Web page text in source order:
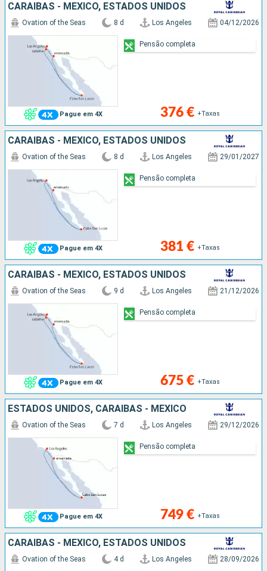
CARAIBAS - MEXICO, ESTADOS UNIDOS
Pague em 4X
Ovation of the Seas 8 d Los Angeles 04/12/2026
376 € +Taxas
Pensão completa
CARAIBAS - MEXICO, ESTADOS UNIDOS
Pague em 4X
Ovation of the Seas 8 d Los Angeles 29/01/2027
381 € +Taxas
Pensão completa
CARAIBAS - MEXICO, ESTADOS UNIDOS
Pague em 4X
Ovation of the Seas 9 d Los Angeles 21/12/2026
675 € +Taxas
Pensão completa
ESTADOS UNIDOS, CARAIBAS - MEXICO
Pague em 4X
Ovation of the Seas 7 d Los Angeles 29/12/2026
749 € +Taxas
Pensão completa
CARAIBAS - MEXICO, ESTADOS UNIDOS
Ovation of the Seas 4 d Los Angeles 28/09/2026